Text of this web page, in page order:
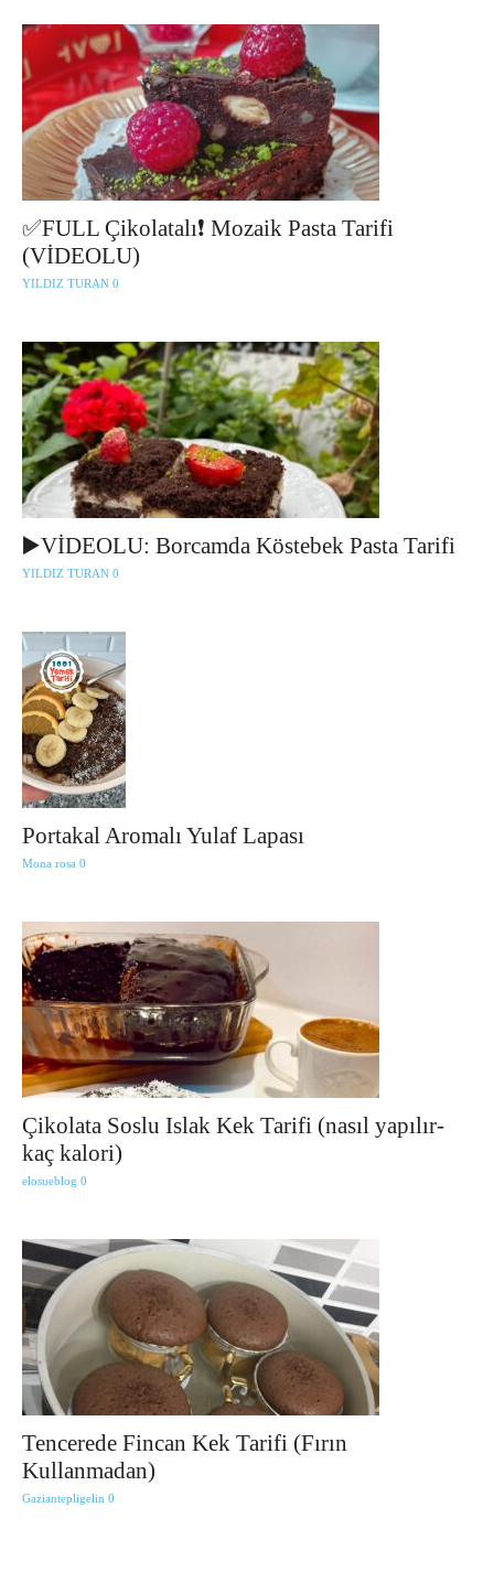
✅FULL Çikolatalı❗ Mozaik Pasta Tarifi
(VİDEOLU)
YILDIZ TURAN 0
▶️VİDEOLU: Borcamda Köstebek Pasta Tarifi
YILDIZ TURAN 0
Portakal Aromalı Yulaf Lapası
Mona rosa 0
Çikolata Soslu Islak Kek Tarifi (nasıl yapılır-
kaç kalori)
elosueblog 0
Tencerede Fincan Kek Tarifi (Fırın
Kullanmadan)
Gaziantepligelin 0